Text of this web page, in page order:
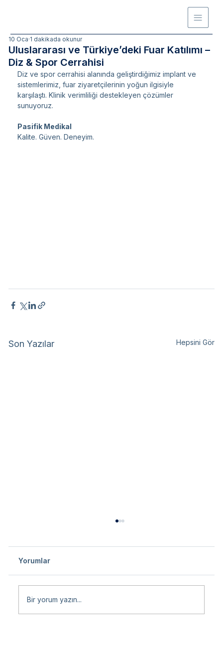
Uluslararası ve Türkiye’deki Fuar Katılımı –
Diz & Spor Cerrahisi
10 Oca 1 dakikada okunur
Diz ve spor cerrahisi alanında geliştirdiğimiz implant ve
sistemlerimiz, fuar ziyaretçilerinin yoğun ilgisiyle
karşılaştı. Klinik verimliliği destekleyen çözümler
sunuyoruz.
Pasifik Medikal
Kalite. Güven. Deneyim.
Son Yazılar Hepsini Gör
Yorumlar
Bir yorum yazın...